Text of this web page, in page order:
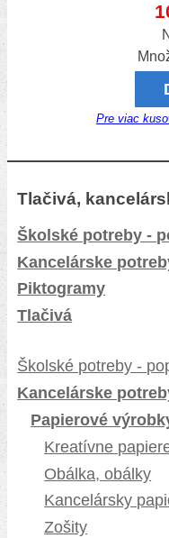
Pre viac
Tlačivá,
Školské potreby -
Kancelárske
Piktogramy
Tlačivá
Školské potreby -
Kancelárske
Papierové
Kreatívne
Obálka, obálky
Kancelársky
Zošity